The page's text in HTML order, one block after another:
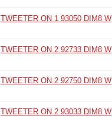
TWEETER ON 1 93050 DIM8 W
TWEETER ON 2 92733 DIM8 W
TWEETER ON 2 92750 DIM8 W
TWEETER ON 2 93033 DIM8 W